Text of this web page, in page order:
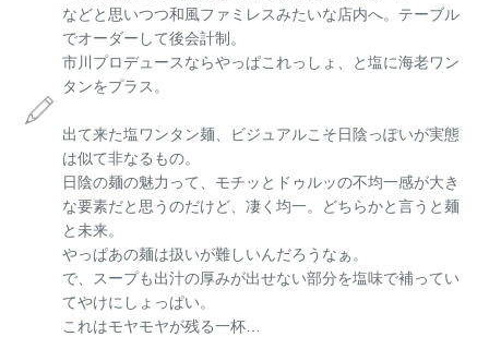
などと思いつつ和風ファミレスみたいな店内へ。テーブル
でオーダーして後会計制。
市川プロデュースならやっぱこれっしょ、と塩に海老ワン
タンをプラス。
出て来た塩ワンタン麺、ビジュアルこそ日陰っぽいが実態
は似て非なるもの。
日陰の麺の魅力って、モチッとドゥルッの不均一感が大き
な要素だと思うのだけど、凄く均一。どちらかと言うと麺
と未来。
やっぱあの麺は扱いが難しいんだろうなぁ。
で、スープも出汁の厚みが出せない部分を塩味で補ってい
てやけにしょっぱい。
これはモヤモヤが残る一杯…